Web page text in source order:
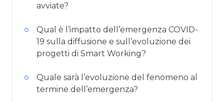
avviate?
Qual è l’impatto dell’emergenza COVID-
19 sulla diffusione e sull’evoluzione dei
progetti di Smart Working?
Quale sarà l’evoluzione del fenomeno al
termine dell’emergenza?